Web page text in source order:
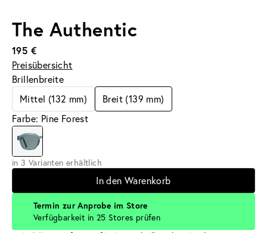
The Authentic
195 €
Preisübersicht
Brillenbreite
Mittel (132 mm)
Breit (139 mm)
Farbe: Pine Forest
in 3 Varianten erhältlich
In den Warenkorb
Termin zur Anprobe im Store
Verfügbarkeit in 25 Stores prüfen